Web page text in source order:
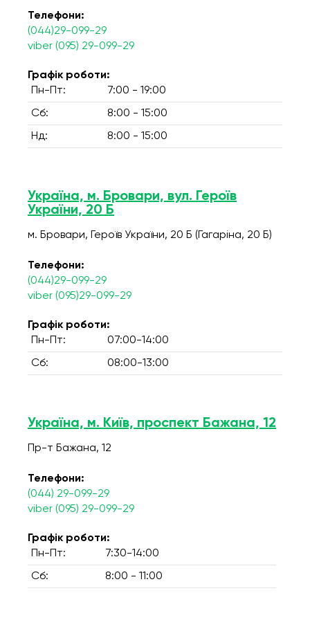
Телефони:
(044)29-099-29
viber (095) 29-099-29
Графік роботи:
Пн-Пт:
7:00 - 19:00
Сб: 8:00 - 15:00
Нд: 8:00 - 15:00
Україна, м. Бровари, вул. Героїв
України, 20 Б
м. Бровари, Героїв України, 20 Б (Гагаріна, 20 Б)
Телефони:
(044)29-099-29
viber (095)29-099-29
Графік роботи:
Пн-Пт:
07:00-14:00
Сб: 08:00-13:00
Україна, м. Київ, проспект Бажана, 12
Пр-т Бажана, 12
Телефони:
(044) 29-099-29
viber (095) 29-099-29
Графік роботи:
Пн-Пт:
7:30-14:00
Сб: 8:00 - 11:00